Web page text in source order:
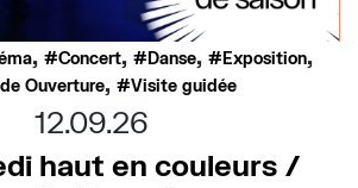
, Concert, Danse, Exposition,
Ouverture, Visite guidée
12.09.26
haut en couleurs /